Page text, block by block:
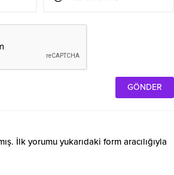
İlk yorumu yukarıdaki form aracılığıyla